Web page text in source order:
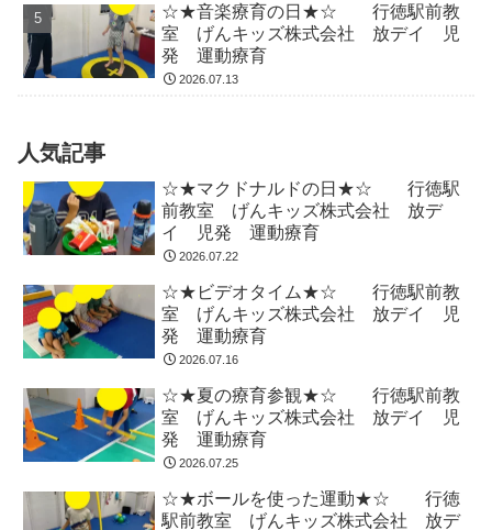
☆★音楽療育の日★☆ 行徳駅前教
室 げんキッズ株式会社 放デイ 児
発 運動療育
2026.07.13
人気記事
☆★マクドナルドの日★☆ 行徳駅
前教室 げんキッズ株式会社 放デ
イ 児発 運動療育
2026.07.22
☆★ビデオタイム★☆ 行徳駅前教
室 げんキッズ株式会社 放デイ 児
発 運動療育
2026.07.16
☆★夏の療育参観★☆ 行徳駅前教
室 げんキッズ株式会社 放デイ 児
発 運動療育
2026.07.25
☆★ボールを使った運動★☆ 行徳
駅前教室 げんキッズ株式会社 放デ